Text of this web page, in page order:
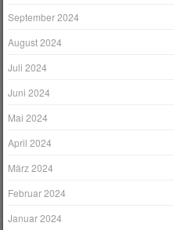
September 2024
August 2024
Juli 2024
Juni 2024
Mai 2024
April 2024
März 2024
Februar 2024
Januar 2024